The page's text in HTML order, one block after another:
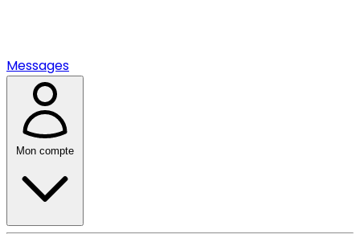
Messages
Mon compte